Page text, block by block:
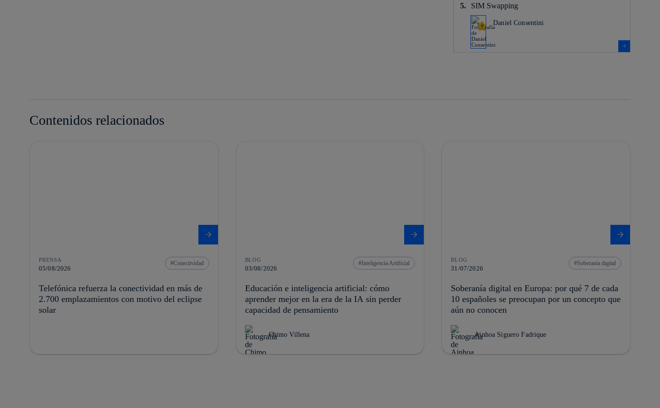
SIM Swapping
Daniel Consentini
Contenidos relacionados
PRENSA
05/08/2026
Conectividad
Telefónica refuerza la conectividad en más de
2.700 emplazamientos con motivo del eclipse
solar
BLOG
03/08/2026
Inteligencia Artificial
Educación e inteligencia artificial: cómo
aprender mejor en la era de la IA sin perder
capacidad de pensamiento
Chimo Villena
BLOG
31/07/2026
Soberanía digital
Soberanía digital en Europa: por qué 7 de cada
10 españoles se preocupan por un concepto que
aún no conocen
Ainhoa Siguero Fadrique